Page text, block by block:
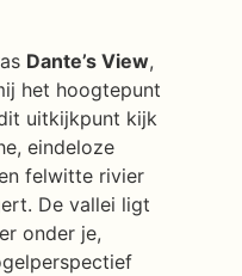
Dante’s View,
het hoogtepunt
uitkijkpunt kijk
eindeloze
felwitte rivier
De vallei ligt
onder je,